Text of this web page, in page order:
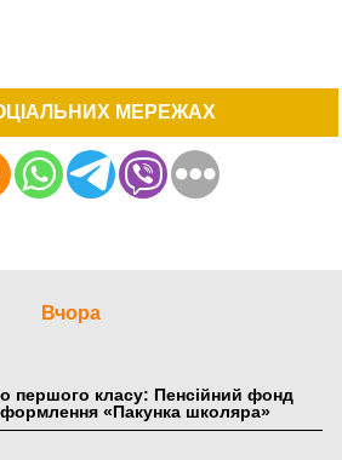
МЕРЕЖАХ
Вчора
першого класу: Пенсійний фонд
«Пакунка школяра»